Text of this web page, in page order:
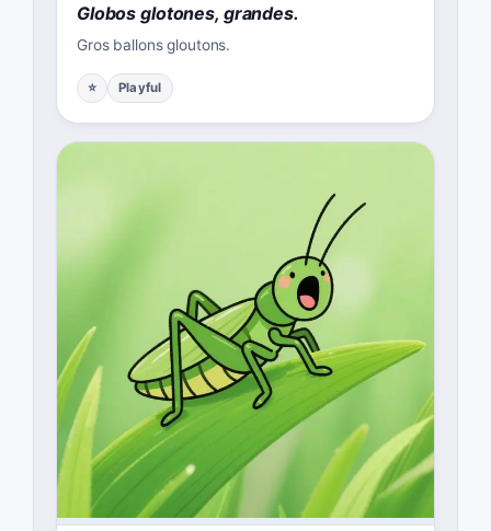
Globos glotones, grandes.
Gros ballons gloutons.
⭐ Playful